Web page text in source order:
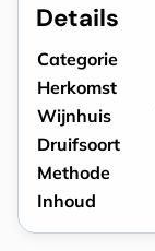
Details
Categorie
Herkomst
Wijnhuis
Druifsoort
Methode
Inhoud